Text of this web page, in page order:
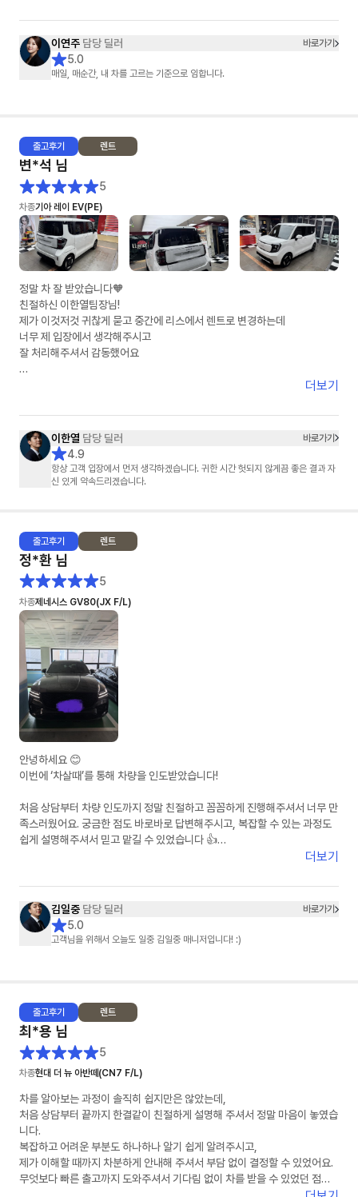
KB캐피탈 사이트에서 견적 받아 보면서 받은 이연주 매니저님의 연락은, 달
콤한 말이 아니었습니다.
진심의 말이었습니다.
차량 소식이 없는 날에도, 단 하루도 빠짐 없이 물어 오는 안부 인사와 지연에
대한 안타까움의 표현은, 그 동안 어떤 분야의 영업사원에게도 느껴 보지 못
한 진한 감동이었습니다.
차량이 인도되는 날에 맞춰 보내 주신, 멋진 선물과 감동의 손 카드,,,
자기 개인 돈 써 가면서 사후 감동까지 선사해 주신 그 정성은 절대 흔하지 않
습니다.
습니다.
훗날 이연주 매니저님이 어떤 기업의 경영자가 되어 크고 좋은 회사를 운영
하는 것을 상상해 보는 것도 절대 무리가 아닐 것입니다.
아는 지인들에게 소문내기 시작했습니다.
"장기 렌트카 생각있어? 엉뚱한데서 지원 받지 말고, 무조건 이연주 매니저
이연주 담당 딜러 바로가기
5.0
매일, 매순간, 내 차를 고르는 기준으로 임합니다.
출고후기 렌트
변*석 님
5
차종기아 레이 EV(PE)
정말 차 잘 받았습니다🧡
친절하신 이한열팀장님!
제가 이것저것 귀찮게 묻고 중간에 리스에서 렌트로 변경하는데
너무 제 입장에서 생각해주시고
잘 처리해주셔서 감동했어요
주변에 소개할께요
감사합니당😍😍😍
더보기
이한열 담당 딜러 바로가기
4.9
항상 고객 입장에서 먼저 생각하겠습니다. 귀한 시간 헛되지 않게끔 좋은 결과 자
신 있게 약속드리겠습니다.
출고후기 렌트
정*환 님
5
차종제네시스 GV80(JX F/L)
안녕하세요 😊
이번에 ‘차살때’를 통해 차량을 인도받았습니다!
처음 상담부터 차량 인도까지 정말 친절하고 꼼꼼하게 진행해주셔서 너무 만
족스러웠어요. 궁금한 점도 바로바로 답변해주시고, 복잡할 수 있는 과정도
쉽게 설명해주셔서 믿고 맡길 수 있었습니다 👍
행해주셔서 기분 좋게 받을 수 있었어요 🚗✨
특히 김일중 담당자님께서 세심하게 챙겨주셔서 끝까지 안심하고 진행할 수
있었습니다. 다시 한 번 감사드립니다!
감사합니다 🙏
더보기
김일중 담당 딜러 바로가기
5.0
고객님을 위해서 오늘도 일중 김일중 매니저입니다! :)
출고후기 렌트
최*용 님
5
차종현대 더 뉴 아반떼(CN7 F/L)
차를 알아보는 과정이 솔직히 쉽지만은 않았는데,
처음 상담부터 끝까지 한결같이 친절하게 설명해 주셔서 정말 마음이 놓였습
니다.
복잡하고 어려운 부분도 하나하나 알기 쉽게 알려주시고,
제가 이해할 때까지 차분하게 안내해 주셔서 부담 없이 결정할 수 있었어요.
무엇보다 빠른 출고까지 도와주셔서 기다림 없이 차를 받을 수 있었던 점이